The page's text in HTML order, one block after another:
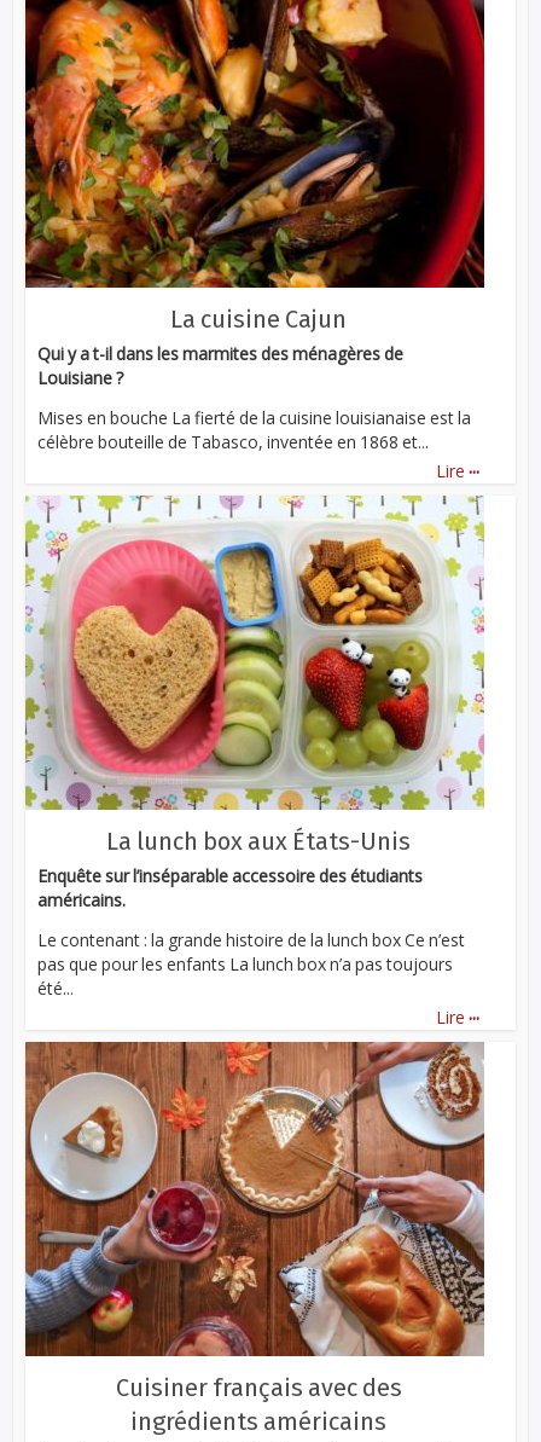
La cuisine Cajun
Qui y a t-il dans les marmites des ménagères de
Louisiane ?
Mises en bouche La fierté de la cuisine louisianaise est la
célèbre bouteille de Tabasco, inventée en 1868 et...
Lire ...
La lunch box aux États-Unis
Enquête sur l’inséparable accessoire des étudiants
américains.
Le contenant : la grande histoire de la lunch box Ce n’est
pas que pour les enfants La lunch box n’a pas toujours
été...
Lire ...
Cuisiner français avec des
ingrédients américains